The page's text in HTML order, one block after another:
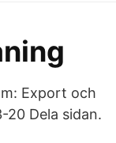
Export och
Dela sidan.